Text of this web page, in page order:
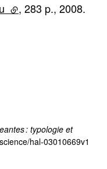
(lien externe)
, 283 p., 2008.
: typologie et
hal-03010669v1